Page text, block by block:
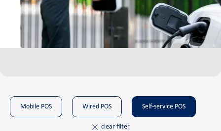
Android smart POS
Cardlink Application Store
Self-service POS
About us
Mobile POS Wired POS Self-service POS
clear filter